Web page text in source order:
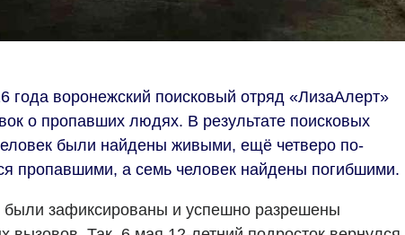
года воронежский поисковый отряд «ЛизаАлерт»
о пропавших людях. В результате поисковых
были найдены живыми, ещё четверо по-
пропавшими, а семь человек найдены погибшими.
были зафиксированы и успешно разрешены